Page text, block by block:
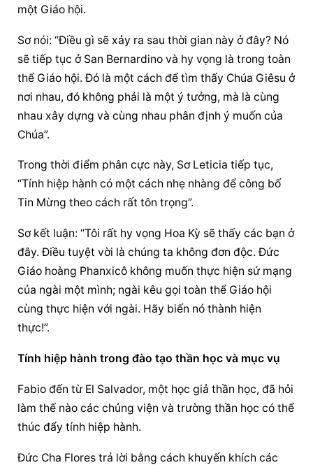
một Giáo hội.
Sơ nói: “Điều gì sẽ xảy ra sau thời gian này ở đây? Nó
sẽ tiếp tục ở San Bernardino và hy vọng là trong toàn
thể Giáo hội. Đó là một cách để tìm thấy Chúa Giêsu ở
nơi nhau, đó không phải là một ý tưởng, mà là cùng
nhau xây dựng và cùng nhau phân định ý muốn của
Chúa”.
Trong thời điểm phân cực này, Sơ Leticia tiếp tục,
“Tính hiệp hành có một cách nhẹ nhàng để công bố
Tin Mừng theo cách rất tôn trọng”.
Sơ kết luận: “Tôi rất hy vọng Hoa Kỳ sẽ thấy các bạn ở
đây. Điều tuyệt vời là chúng ta không đơn độc. Đức
Giáo hoàng Phanxicô không muốn thực hiện sứ mạng
của ngài một mình; ngài kêu gọi toàn thể Giáo hội
cùng thực hiện với ngài. Hãy biến nó thành hiện
thực!”.
Tính hiệp hành trong đào tạo thần học và mục vụ
Fabio đến từ El Salvador, một học giả thần học, đã hỏi
làm thế nào các chủng viện và trường thần học có thể
thúc đẩy tính hiệp hành.
Đức Cha Flores trả lời bằng cách khuyến khích các